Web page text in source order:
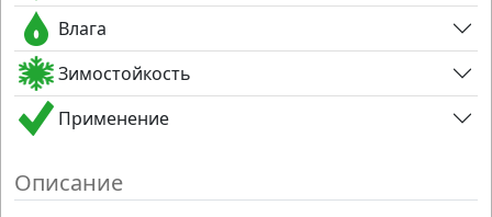
Влага
Зимостойкость
Применение
Описание